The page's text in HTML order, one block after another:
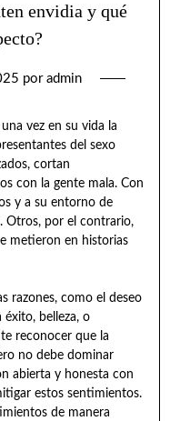
envidia y qué
por admin
vez en su vida la
del sexo
cortan
con la gente mala. Con
y a su entorno de
Otros, por el contrario,
metieron en historias
razones, como el deseo
belleza, o
reconocer que la
no debe dominar
abierta y honesta con
estos sentimientos.
de manera